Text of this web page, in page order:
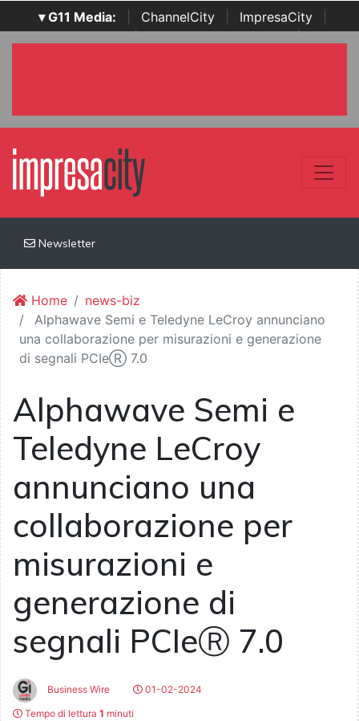
▾ G11 Media: ChannelCity ImpresaCity
SecurityOpenLab | Italian Channel Awards | Italian
Newsletter
Home
news-biz
Alphawave Semi e Teledyne LeCroy annunciano
una collaborazione per misurazioni e generazione
di segnali PCIeⓇ 7.0
Alphawave Semi e
Teledyne LeCroy
annunciano una
collaborazione per
misurazioni e
generazione di
segnali PCIeⓇ 7.0
Business Wire
01-02-2024
Tempo di lettura 1 minuti